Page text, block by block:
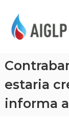
estaria
informa a